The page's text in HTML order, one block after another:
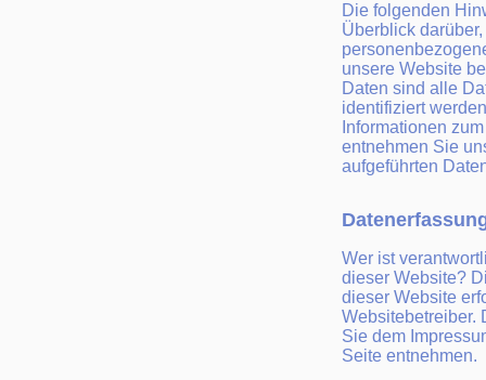
Die folgenden
Überblick
unsere Website
Daten sind alle
identifiziert
Informationen
entnehmen Sie
aufgeführten
Wer ist
dieser Website?
dieser Website
Websitebetreiber.
Sie dem
Seite entnehmen.